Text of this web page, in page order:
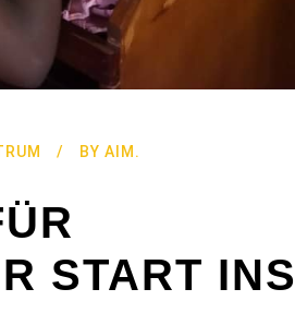
BY AIM.
START INS